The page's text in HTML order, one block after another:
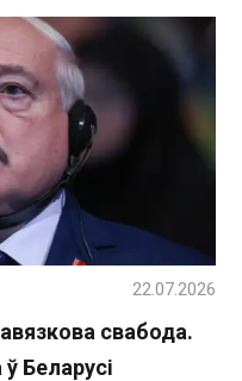
свабода.
Беларусі
22.07.2026